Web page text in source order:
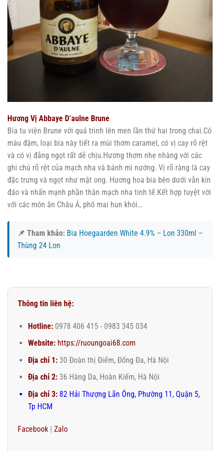
Hương Vị Abbaye D’aulne Brune
Bia tu viện Brune với quá trình lên men lần thứ hai trong chai.Có
màu đậm, loại bia này tiết ra mùi thơm caramel, có vị cay rõ rệt
và có vị đắng ngọt rất dễ chịu.Hương thơm nhẹ nhàng với các
ghi chú rõ rệt của mạch nha và bánh mì nướng. Vị rõ ràng là cay
đặc trưng và ngọt như mật ong. Hương hoa bia bên dưới vẫn kín
đáo và nhấn mạnh phần thân mạch nha tinh tế.Kết hợp tuyệt vời
với các món ăn Châu Á, phô mai hun khói…
📌 Tham khảo: Bia Hoegaarden White 4.9% – Lon 330ml –
Thùng 24 Lon
Thông tin liên hệ:
Hotline:0978 406 415 - 0983 345 034
Website: https://ruoungoai68.com
Địa chỉ 1:30 Đoàn thị Điểm, Đống Đa, Hà Nội
Địa chỉ 2:36 Hàng Da, Hoàn Kiếm, Hà Nội
Địa chỉ 3:82 Hải Thượng Lãn Ông, Phường 11, Quận 5,
Tp HCM
Facebook | Zalo